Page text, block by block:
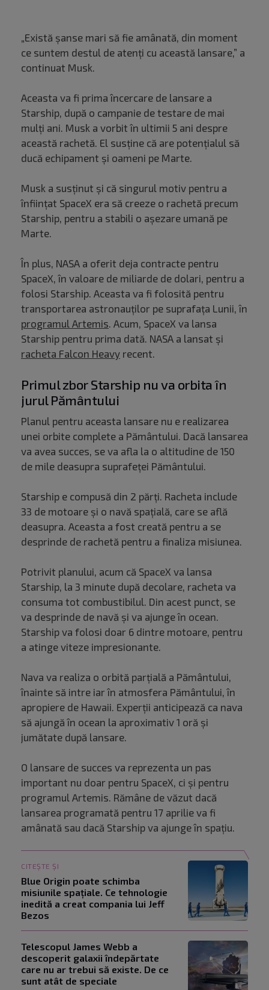
„Există șanse mari să fie amânată, din moment
ce suntem destul de atenți cu această lansare,” a
continuat Musk.
Aceasta va fi prima încercare de lansare a
Starship, după o campanie de testare de mai
mulți ani. Musk a vorbit în ultimii 5 ani despre
această rachetă. El susține că are potențialul să
ducă echipament și oameni pe Marte.
Musk a susținut și că singurul motiv pentru a
înființat SpaceX era să creeze o rachetă precum
Starship, pentru a stabili o așezare umană pe
Marte.
În plus, NASA a oferit deja contracte pentru
SpaceX, în valoare de miliarde de dolari, pentru a
folosi Starship. Aceasta va fi folosită pentru
transportarea astronauților pe suprafața Lunii, în
programul Artemis. Acum, SpaceX va lansa
Starship pentru prima dată. NASA a lansat și
racheta Falcon Heavy recent.
Primul zbor Starship nu va orbita în
jurul Pământului
Planul pentru aceasta lansare nu e realizarea
unei orbite complete a Pământului. Dacă lansarea
va avea succes, se va afla la o altitudine de 150
de mile deasupra suprafeței Pământului.
Starship e compusă din 2 părți. Racheta include
33 de motoare și o navă spațială, care se află
deasupra. Aceasta a fost creată pentru a se
desprinde de rachetă pentru a finaliza misiunea.
Potrivit planului, acum că SpaceX va lansa
Starship, la 3 minute după decolare, racheta va
consuma tot combustibilul. Din acest punct, se
va desprinde de navă și va ajunge în ocean.
Starship va folosi doar 6 dintre motoare, pentru
a atinge viteze impresionante.
Nava va realiza o orbită parțială a Pământului,
înainte să intre iar în atmosfera Pământului, în
apropiere de Hawaii. Experții anticipează ca nava
să ajungă în ocean la aproximativ 1 oră și
jumătate după lansare.
O lansare de succes va reprezenta un pas
important nu doar pentru SpaceX, ci și pentru
programul Artemis. Rămâne de văzut dacă
lansarea programată pentru 17 aprilie va fi
amânată sau dacă Starship va ajunge în spațiu.
CITEȘTE ȘI
Blue Origin poate schimba
misiunile spațiale. Ce tehnologie
inedită a creat compania lui Jeff
Bezos
Telescopul James Webb a
descoperit galaxii îndepărtate
care nu ar trebui să existe. De ce
sunt atât de speciale